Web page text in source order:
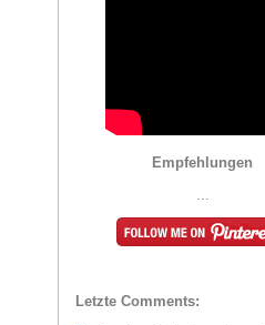
Empfehlungen
Letzte Comments: